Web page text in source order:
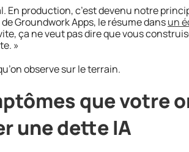
En production, c’est devenu notre
Groundwork Apps, le résume dansun
ça ne veut pas dire que vous
»
observe sur le terrain.
que votre
une dette IA